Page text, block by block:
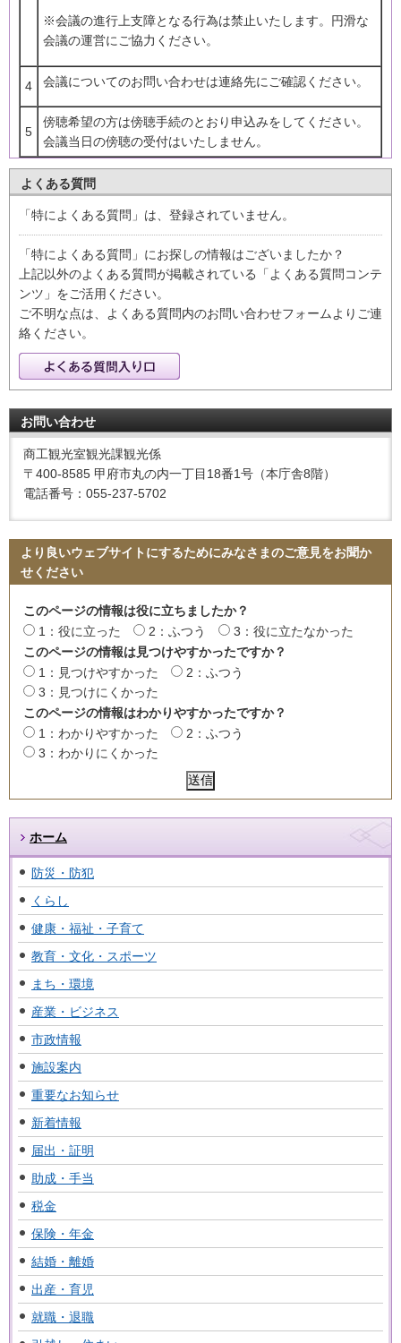
※会議の進行上支障となる行為は禁止いたします。円滑な
会議の運営にご協力ください。
4 会議についてのお問い合わせは連絡先にご確認ください。
5
傍聴希望の方は傍聴手続のとおり申込みをしてください。
会議当日の傍聴の受付はいたしません。
よくある質問
「特によくある質問」は、登録されていません。
「特によくある質問」にお探しの情報はございましたか？
上記以外のよくある質問が掲載されている「よくある質問コンテ
ンツ」をご活用ください。
ご不明な点は、よくある質問内のお問い合わせフォームよりご連
絡ください。
お問い合わせ
商工観光室観光課観光係
〒400-8585 甲府市丸の内一丁目18番1号（本庁舎8階）
電話番号：055-237-5702
より良いウェブサイトにするためにみなさまのご意見をお聞か
せください
このページの情報は役に立ちましたか？
1：役に立った
2：ふつう
3：役に立たなかった
このページの情報は見つけやすかったですか？
1：見つけやすかった
2：ふつう
3：見つけにくかった
このページの情報はわかりやすかったですか？
1：わかりやすかった
2：ふつう
3：わかりにくかった
ホーム
防災・防犯
くらし
健康・福祉・子育て
教育・文化・スポーツ
まち・環境
産業・ビジネス
市政情報
施設案内
重要なお知らせ
新着情報
届出・証明
助成・手当
税金
保険・年金
結婚・離婚
出産・育児
就職・退職